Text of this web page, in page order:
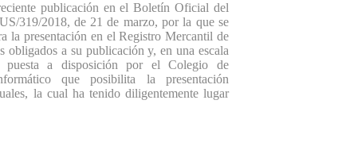
publicación en el Boletín Oficial del
319/2018, de 21 de marzo, por la que se
la presentación en el Registro Mercantil de
obligados a su publicación y, en una escala
puesta a disposición por el Colegio de
que posibilita la presentación
la cual ha tenido diligentemente lugar